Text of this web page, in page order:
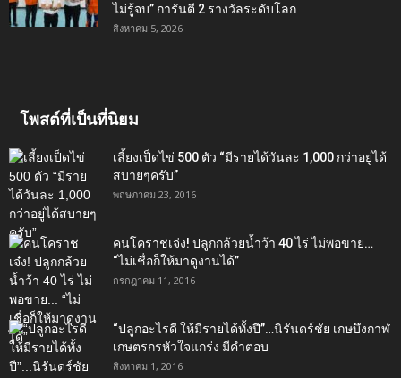
ไม่รู้จบ” การันตี 2 รางวัลระดับโลก
สิงหาคม 5, 2026
โพสต์ที่เป็นที่นิยม
เลี้ยงเป็ดไข่ 500 ตัว “มีรายได้วันละ 1,000 กว่าอยู่ได้
สบายๆครับ”
พฤษภาคม 23, 2016
คนโคราชเจ๋ง! ปลูกกล้วยน้ำว้า 40 ไร่ ไม่พอขาย…
“ไม่เชื่อก็ให้มาดูงานได้”‬
กรกฎาคม 11, 2016
“ปลูกอะไรดี ให้มีรายได้ทั้งปี”…นิรันดร์ชัย เกษบึงกาฬ
เกษตรกรหัวใจแกร่ง มีคำตอบ
สิงหาคม 1, 2016